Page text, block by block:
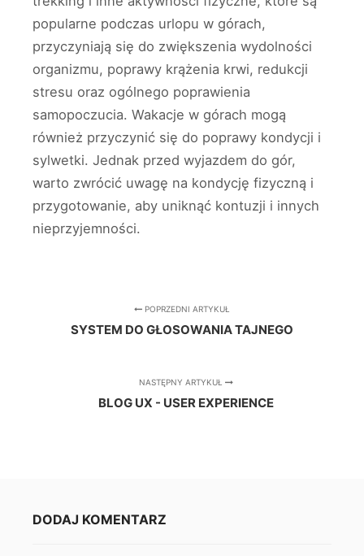
popularne podczas urlopu w górach,
przyczyniają się do zwiększenia wydolności
organizmu, poprawy krążenia krwi, redukcji
stresu oraz ogólnego poprawienia
samopoczucia. Wakacje w górach mogą
również przyczynić się do poprawy kondycji i
sylwetki. Jednak przed wyjazdem do gór,
warto zwrócić uwagę na kondycję fizyczną i
przygotowanie, aby uniknąć kontuzji i innych
nieprzyjemności.
POPRZEDNI ARTYKUŁ
SYSTEM DO GŁOSOWANIA TAJNEGO
NASTĘPNY ARTYKUŁ
BLOG UX - USER EXPERIENCE
DODAJ KOMENTARZ